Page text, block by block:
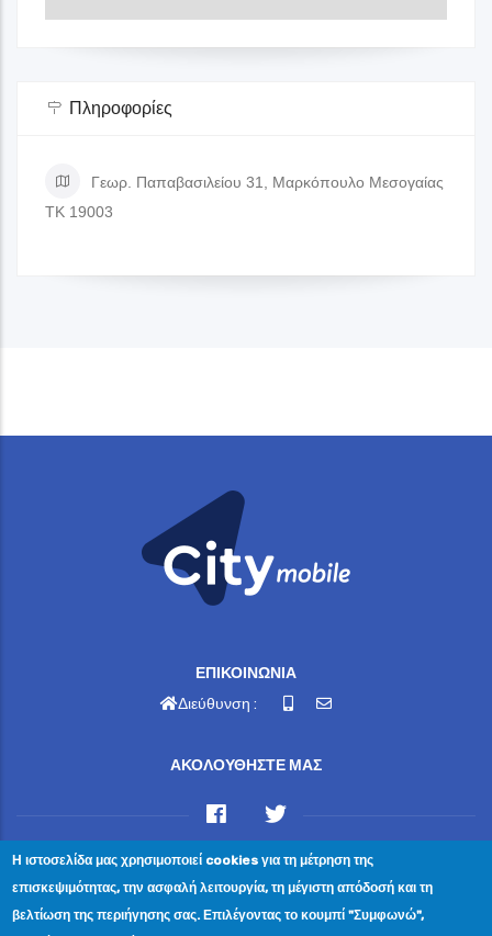
Πληροφορίες
Γεωρ. Παπαβασιλείου 31, Μαρκόπουλο Μεσογαίας
ΤΚ 19003
ΕΠΙΚΟΙΝΩΝΙΑ
Διεύθυνση :
ΑΚΟΛΟΥΘΗΣΤΕ ΜΑΣ
© 2023 Ewelina Angelika Christodoulakis — All Rights
Reserved Κρήτης 2, Μελίσσια, Τ.Κ. 151 27
Η ιστοσελίδα μας χρησιμοποιεί cookies για τη μέτρηση της
επισκεψιμότητας, την ασφαλή λειτουργία, τη μέγιστη απόδοσή και τη
βελτίωση της περιήγησης σας. Επιλέγοντας το κουμπί "Συμφωνώ",